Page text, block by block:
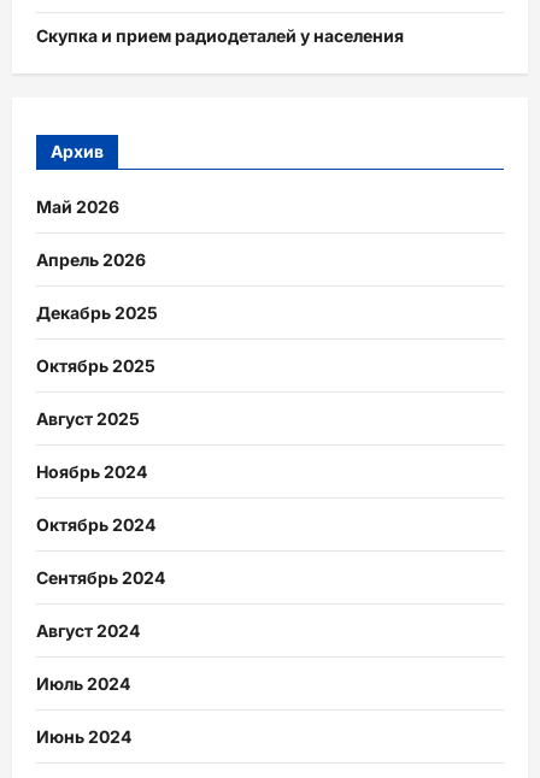
Скупка и прием радиодеталей у населения
Архив
Май 2026
Апрель 2026
Декабрь 2025
Октябрь 2025
Август 2025
Ноябрь 2024
Октябрь 2024
Сентябрь 2024
Август 2024
Июль 2024
Июнь 2024